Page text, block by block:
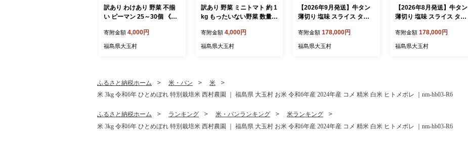
訳あり わけあり 野菜 不揃
い ピーマン 25～30個 《数
村 もったいない野菜 ｜ om-
pmwa-R8
寄附金額 4,000円
福島県大玉村
訳あり 野菜 ミニトマト 約 1
kg もったいない野菜 数量限
寄附金額 4,000円
福島県大玉村
【2026年9月発送】牛タン
薄切り 塩味 スライス タン
凍 | 牛肉 牛たん 牛タン塩 焼
肉 BBQ バーベキュー キャ
寄附金額 178,000円
福島県大玉村
【2026年8月発送】牛タン
薄切り 塩味 スライス タン
凍 | 牛肉 牛たん 牛タン塩 焼
肉 BBQ バーベキュー キャ
寄附金額 178,000円
福島県大玉村
ふるさと納税ホーム 米・パン
米
米 3kg 令和6年 ひとめぼれ 特別栽培米 西村農園 ｜ 福島県 大玉村 お米 令和6年産 2024年産 コメ 精米 白米 ヒトメボレ ｜nm-hb03-R6
ふるさと納税ホーム ランキング 米・パンランキング
米ランキング
米 3kg 令和6年 ひとめぼれ 特別栽培米 西村農園 ｜ 福島県 大玉村 お米 令和6年産 2024年産 コメ 精米 白米 ヒトメボレ ｜nm-hb03-R6